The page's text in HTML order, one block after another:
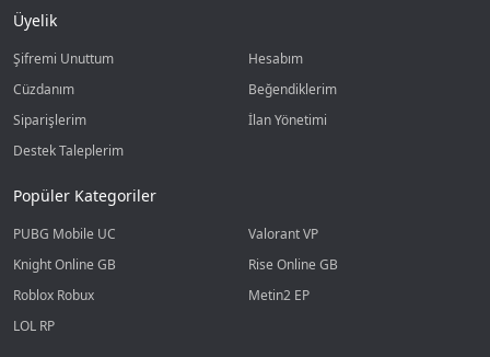
Üyelik
Şifremi Unuttum
Hesabım
Cüzdanım
Beğendiklerim
Siparişlerim
İlan Yönetimi
Destek Taleplerim
Popüler Kategoriler
PUBG Mobile UC
Valorant VP
Knight Online GB
Rise Online GB
Roblox Robux
Metin2 EP
LOL RP